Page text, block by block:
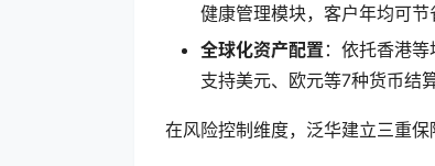
健康管理模块，客户年均可节
全球化资产配置 ：依托香港
支持美元、欧元等7种货币结
在风险控制维度，泛华建立三重保